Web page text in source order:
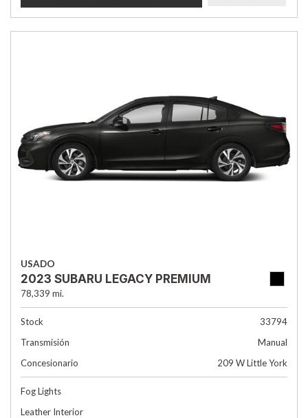
USADO
2023 SUBARU LEGACY PREMIUM
78,339 mi.
Stock
33794
Transmisión
Manual
Concesionario
209 W Little York
Fog Lights
Leather Interior